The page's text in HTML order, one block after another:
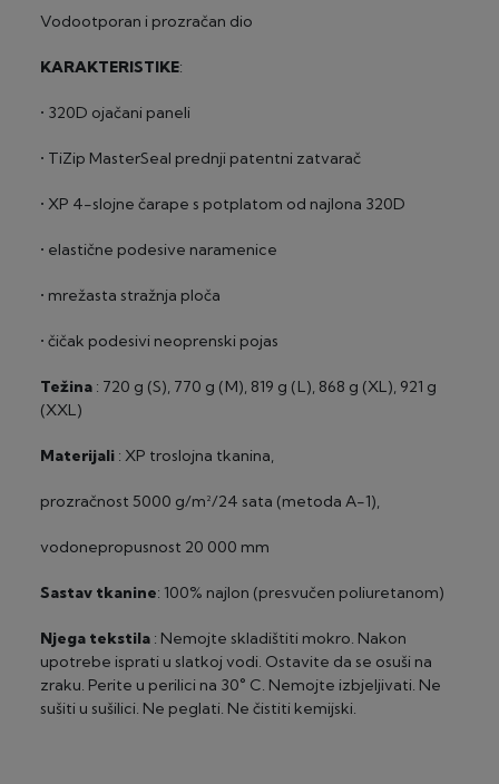
2-24 rate, minimalni iznos 100 €
Vodootporan i prozračan dio
KARAKTERISTIKE:
• 320D ojačani paneli
• TiZip MasterSeal prednji patentni zatvarač
• XP 4-slojne čarape s potplatom od najlona 320D
• elastične podesive naramenice
• mrežasta stražnja ploča
• čičak podesivi neoprenski pojas
Težina : 720 g (S), 770 g (M), 819 g (L), 868 g (XL), 921 g
(XXL)
Materijali : XP troslojna tkanina,
prozračnost 5000 g/m²/24 sata (metoda A-1),
vodonepropusnost 20 000 mm
Sastav tkanine: 100% najlon (presvučen poliuretanom)
Njega tekstila : Nemojte skladištiti mokro. Nakon
upotrebe isprati u slatkoj vodi. Ostavite da se osuši na
zraku. Perite u perilici na 30° C. Nemojte izbjeljivati. Ne
sušiti u sušilici. Ne peglati. Ne čistiti kemijski.